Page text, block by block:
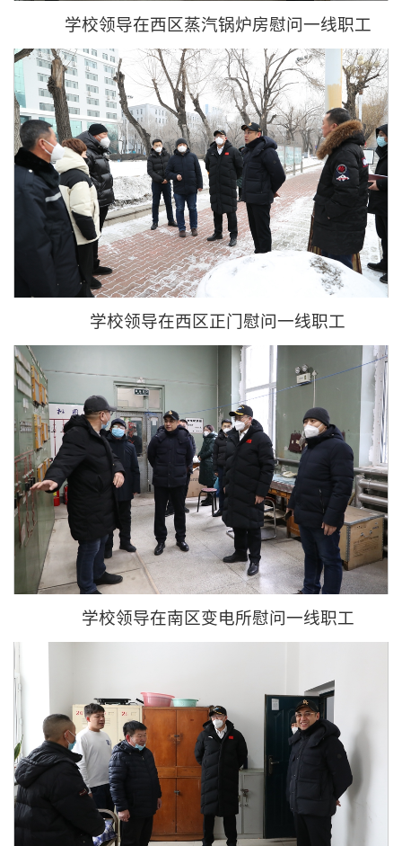
学校领导在西区蒸汽锅炉房慰问一线职工
学校领导在西区正门慰问一线职工
学校领导在南区变电所慰问一线职工